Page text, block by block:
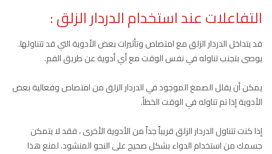
التفاعلات عند استخدام الدردار الزلق :
قد يتداخل الدردار الزلق مع امتصاص وتأثيرات بعض الأدوية التي قد تتناولها.
يوصى بتجنب تناوله في نفس الوقت مع أي أدوية عن طريق الفم.
يمكن أن يقلل الصمغ الموجود في الدردار الزلق من امتصاص وفعالية بعض
الأدوية إذا تم تناوله في الوقت الخطأ.
إذا كنت تتناول الدردار الزلق قريباً جداً من الأدوية الأخرى ، فقد لا يتمكن
جسمك من استخدام الدواء بشكل صحيح على النحو المنشود. لمنع هذا